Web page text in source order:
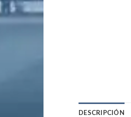
DESCRIPCIÓN